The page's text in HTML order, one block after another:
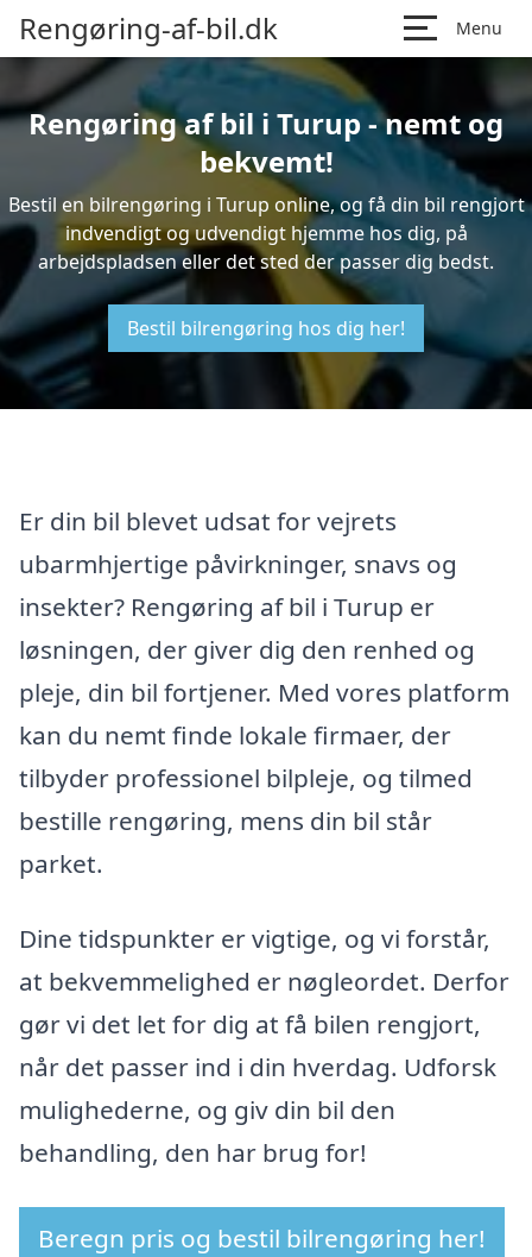
Rengøring-af-bil.dk Menu
Rengøring af bil i Turup - nemt og
bekvemt!
Bestil en bilrengøring i Turup online, og få din bil rengjort
indvendigt og udvendigt hjemme hos dig, på
arbejdspladsen eller det sted der passer dig bedst.
Bestil bilrengøring hos dig her!
Er din bil blevet udsat for vejrets
ubarmhjertige påvirkninger, snavs og
insekter? Rengøring af bil i Turup er
løsningen, der giver dig den renhed og
pleje, din bil fortjener. Med vores platform
kan du nemt finde lokale firmaer, der
tilbyder professionel bilpleje, og tilmed
bestille rengøring, mens din bil står
parket.
Dine tidspunkter er vigtige, og vi forstår,
at bekvemmelighed er nøgleordet. Derfor
gør vi det let for dig at få bilen rengjort,
når det passer ind i din hverdag. Udforsk
mulighederne, og giv din bil den
behandling, den har brug for!
Beregn pris og bestil bilrengøring her!